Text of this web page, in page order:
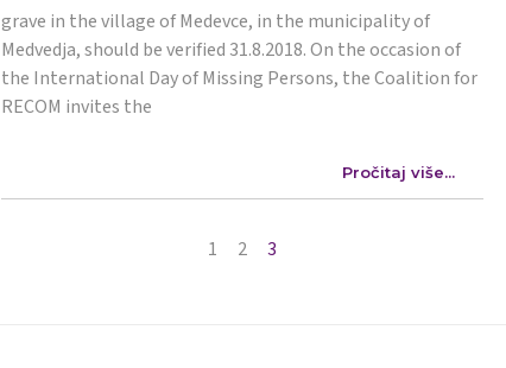
grave in the village of Medevce, in the municipality of
Medvedja, should be verified 31.8.2018. On the occasion of
the International Day of Missing Persons, the Coalition for
RECOM invites the
Pročitaj više...
1 2 3